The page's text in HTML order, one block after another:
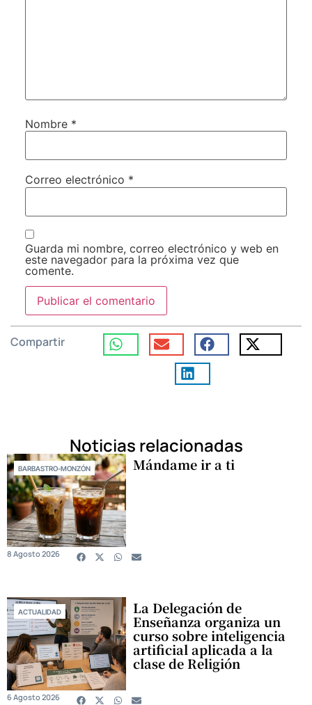
Nombre *
Correo electrónico *
Guarda mi nombre, correo electrónico y web en
este navegador para la próxima vez que
comente.
Compartir
Noticias relacionadas
BARBASTRO-MONZÓN Mándame ir a ti
8 Agosto 2026
ACTUALIDAD La Delegación de
Enseñanza organiza un
curso sobre inteligencia
artificial aplicada a la
clase de Religión
6 Agosto 2026